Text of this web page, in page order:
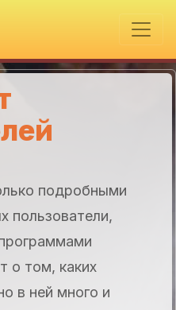
подробными
пользователи,
о том, каких
в ней много и